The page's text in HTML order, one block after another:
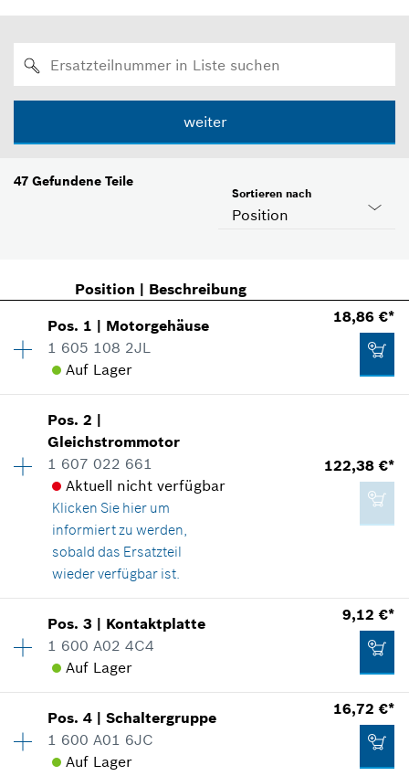
weiter
47 Gefundene Teile
Position
Sortieren nach
Position | Beschreibung
Pos. 1 | Motorgehäuse
1 605 108 2JL
Auf Lager
18,86 €*
Verfügbarkeit
Preisgruppe:29
Ersatzteilinformationen
Verwendungsnachweis
In Darstellung zeigen
18,86 €*
Unverbindliche Preisempfehlung des
Zum Warenkorb hinzufügen
Pos.2 |
Gleichstrommotor
1 607 022 661
Aktuell nicht verfügbar
Klicken Sie hier um
informiert zu werden,
sobald das Ersatzteil
wieder verfügbar ist.
122,38 €*
Verfügbarkeit 1
Preisgruppe:46
Ersatzteilinformationen
Verwendungsnachweis
In Darstellung zeigen
Pos.3 | Kontaktplatte
1 600 A02 4C4
Auf Lager
9,12 €*
Preisgruppe:23
Ersatzteilinformationen
Pos.4 |Schaltergruppe
1 600 A01 6JC
Auf Lager
16,72 €*